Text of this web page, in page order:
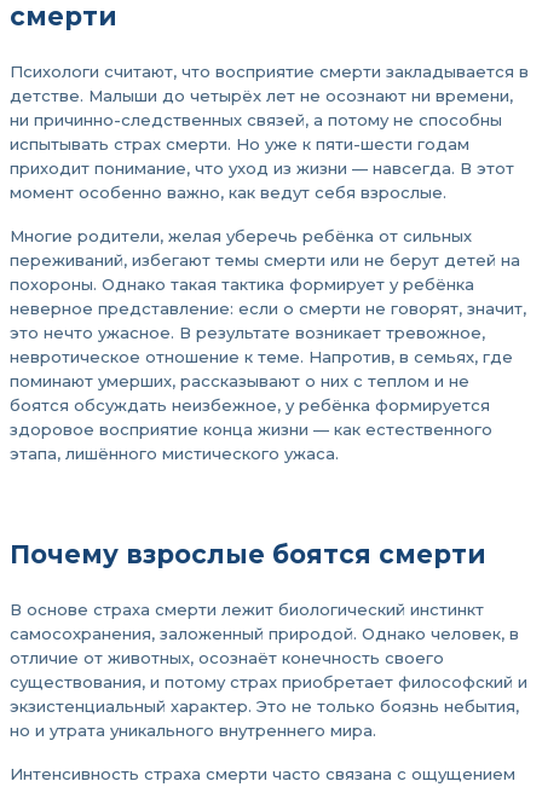
смерти
Психологи считают, что восприятие смерти закладывается в
детстве. Малыши до четырёх лет не осознают ни времени,
ни причинно-следственных связей, а потому не способны
испытывать страх смерти. Но уже к пяти-шести годам
приходит понимание, что уход из жизни — навсегда. В этот
момент особенно важно, как ведут себя взрослые.
Многие родители, желая уберечь ребёнка от сильных
переживаний, избегают темы смерти или не берут детей на
похороны. Однако такая тактика формирует у ребёнка
неверное представление: если о смерти не говорят, значит,
это нечто ужасное. В результате возникает тревожное,
невротическое отношение к теме. Напротив, в семьях, где
поминают умерших, рассказывают о них с теплом и не
боятся обсуждать неизбежное, у ребёнка формируется
здоровое восприятие конца жизни — как естественного
этапа, лишённого мистического ужаса.
Почему взрослые боятся смерти
В основе страха смерти лежит биологический инстинкт
самосохранения, заложенный природой. Однако человек, в
отличие от животных, осознаёт конечность своего
существования, и потому страх приобретает философский и
экзистенциальный характер. Это не только боязнь небытия,
но и утрата уникального внутреннего мира.
Интенсивность страха смерти часто связана с ощущением